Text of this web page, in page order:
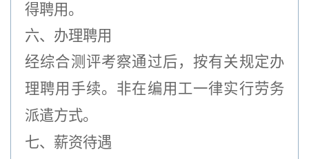
得聘用。
六、办理聘用
经综合测评考察通过后，按有关规定办
理聘用手续。非在编用工一律实行劳务
派遣方式。
七、薪资待遇